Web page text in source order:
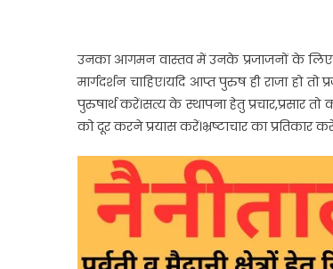
उनका आगमन वास्तव में उनके प्रजाजनों के लिए
मार्गदर्शन चाहिए।यदि आप्त पुरुष ही राजा हो
पुरुषार्थ करें।सत्य के स्थापना हेतु
को दूर करने प्रयास करें।भ्रष्टाचार का प्रतिकार